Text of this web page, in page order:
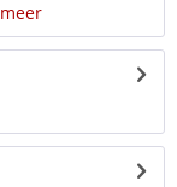
meer